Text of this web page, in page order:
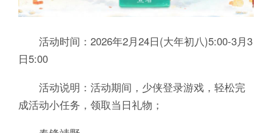
活动时间：2026年2月24日(大年初八)5:00-3月3
日5:00
活动说明：活动期间，少侠登录游戏，轻松完
成活动小任务，领取当日礼物；